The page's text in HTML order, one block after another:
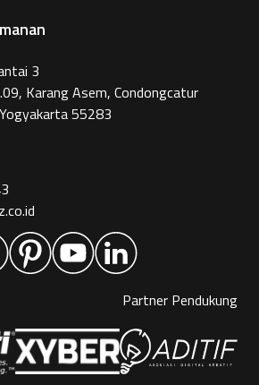
3
Karang Asem, Condongcatur
55283
Partner Pendukung